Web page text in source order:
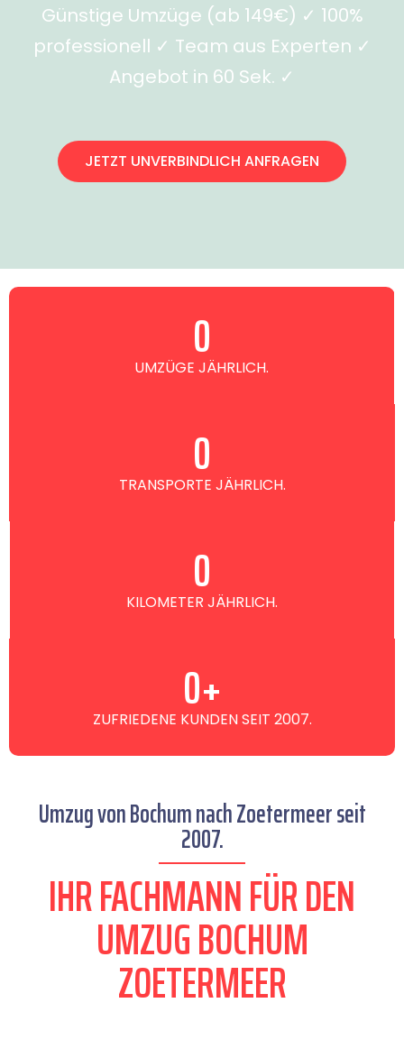
Günstige Umzüge (ab 149€) ✓ 100%
professionell ✓ Team aus Experten ✓
Angebot in 60 Sek. ✓
JETZT UNVERBINDLICH ANFRAGEN
UMZÜGE JÄHRLICH.
0
TRANSPORTE JÄHRLICH.
0
KILOMETER JÄHRLICH.
0
ZUFRIEDENE KUNDEN SEIT 2007.
0+
Umzug von Bochum nach Zoetermeer seit
2007.
IHR FACHMANN FÜR DEN
UMZUG BOCHUM
ZOETERMEER